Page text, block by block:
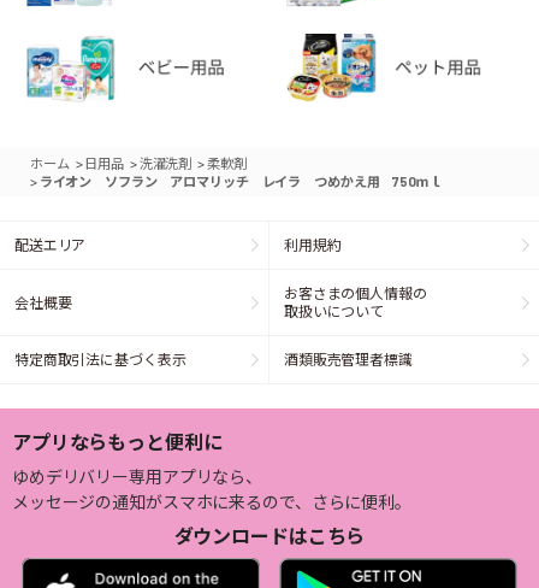
ホーム > 日用品 >洗濯洗剤 >柔軟剤
> ライオン ソフラン アロマリッチ レイラ つめかえ用 750ｍｌ
配送エリア 利用規約
会社概要
お客さまの個人情報の
取扱いについて
特定商取引法に基づく表示 酒類販売管理者標識
アプリならもっと便利に
ゆめデリバリー専用アプリなら、
メッセージの通知がスマホに来るので、さらに便利。
ダウンロードはこちら